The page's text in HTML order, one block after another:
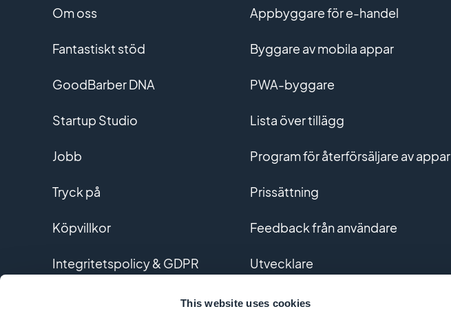
This website uses cookies
Om oss
Fantastiskt stöd
GoodBarber DNA
Startup Studio
Jobb
Tryck på
Köpvillkor
Integritetspolicy & GDPR
Appbyggare för e-handel
Byggare av mobila appar
PWA-byggare
Lista över tillägg
Program för återförsäljare av appar
Prissättning
Feedback från användare
Utvecklare
Utveckling av anpassade appar